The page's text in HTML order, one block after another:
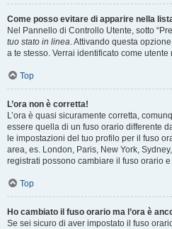
Come posso evitare di apparire nella
Nel Pannello di Controllo Utente, sotto
tuo stato in linea. Attivando questa
a te stesso. Verrai identificato come utente
Top
L’ora non è corretta!
L’ora è quasi sicuramente corretta,
essere quella di un fuso orario differente
le impostazioni del tuo profilo per il fuso
area, es. London, Paris, New York,
registrati possono cambiare il fuso orario
Top
Ho cambiato il fuso orario ma l’ora è
Se sei sicuro di aver impostato il fuso